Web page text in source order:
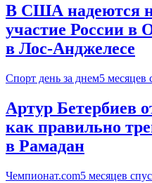
В США надеются
участие России в
в Лос-Анджелесе
Спорт день за днем5 месяцев
Артур Бетербиев
как правильно
в Рамадан
Чемпионат.com5 месяцев